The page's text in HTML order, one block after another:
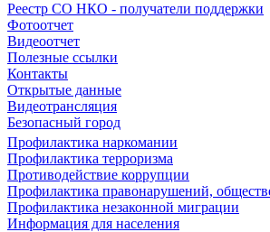
Реестр СО НКО - получатели поддержки
Фотоотчет
Видеоотчет
Полезные ссылки
Контакты
Открытые данные
Видеотрансляция
Безопасный город
Профилактика наркомании
Профилактика терроризма
Противодействие коррупции
Профилактика правонарушений,
Профилактика незаконной миграции
Информация для населения